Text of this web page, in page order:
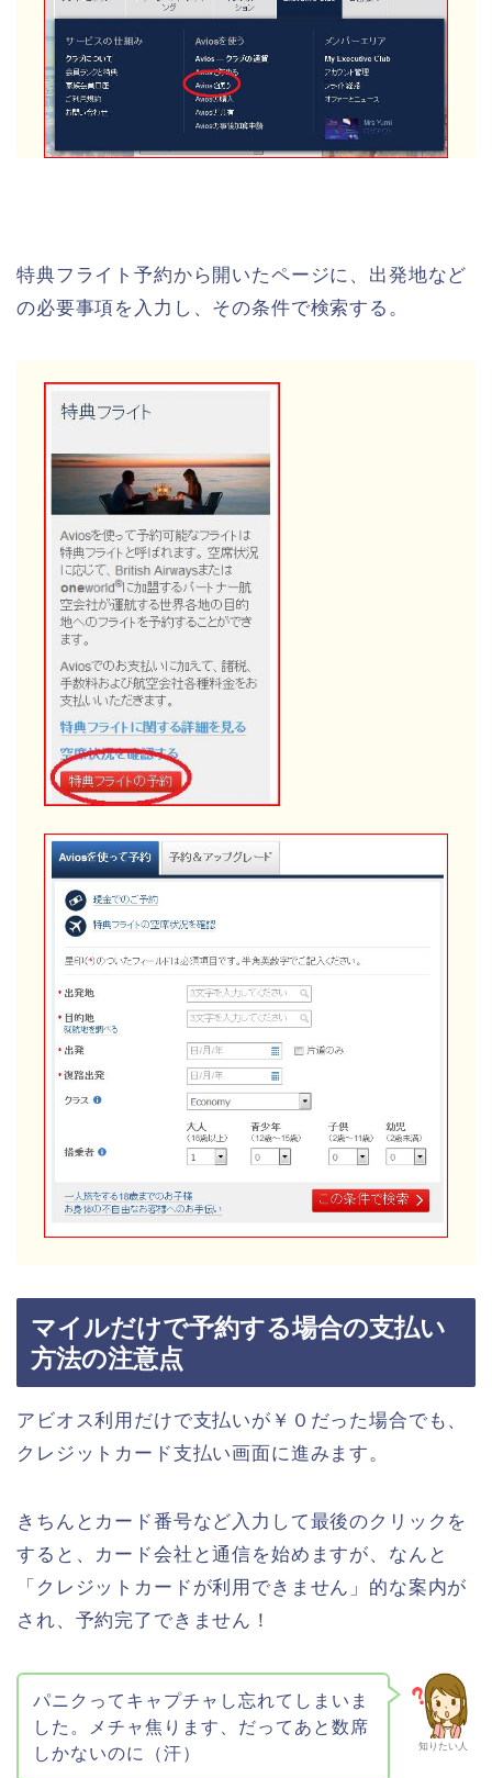
特典フライト予約から開いたページに、出発地など
の必要事項を入力し、その条件で検索する。
マイルだけで予約する場合の支払い
方法の注意点
アビオス利用だけで支払いが￥０だった場合でも、
クレジットカード支払い画面に進みます。
きちんとカード番号など入力して最後のクリックを
すると、カード会社と通信を始めますが、なんと
「クレジットカードが利用できません」的な案内が
され、予約完了できません！
知りたい人
パニクってキャプチャし忘れてしまいま
した。メチャ焦ります、だってあと数席
しかないのに（汗）